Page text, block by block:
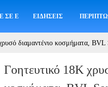
ΣΕ ΕΠΑΦΉ ΜΕΕΙΔΉΣΕΙΣ
διαμαντένιο κοσμήματα, BVL
Γοητευτικό 18K